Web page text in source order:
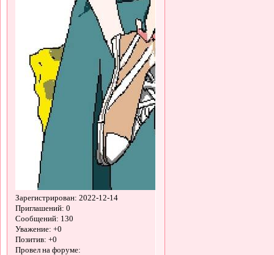
Зарегистрирован: 2022-12-14
Приглашений: 0
Сообщений: 130
Уважение: +0
Позитив: +0
Провел на форуме: